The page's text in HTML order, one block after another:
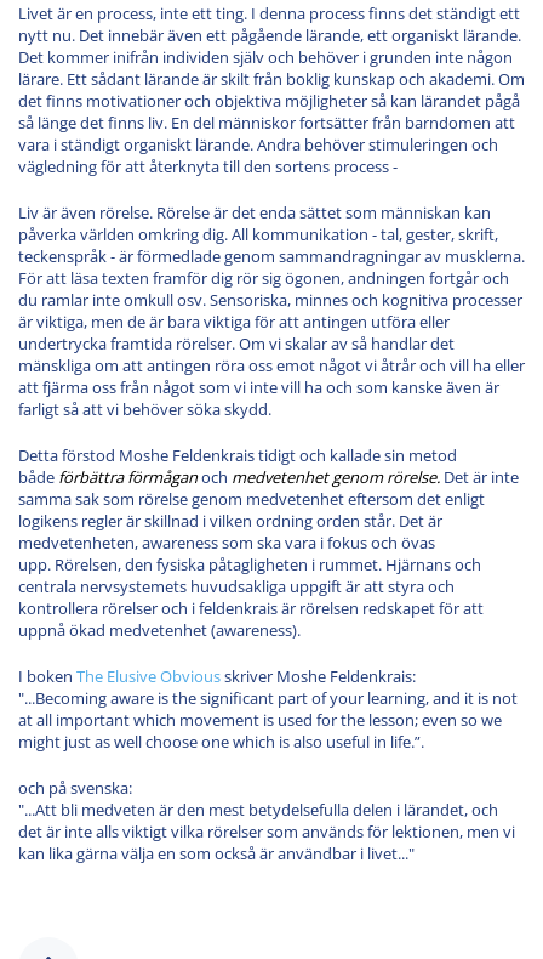
Livet är en process, inte ett ting. I denna process finns det ständigt ett
nytt nu. Det innebär även ett pågående lärande, ett organiskt lärande.
Det kommer inifrån individen själv och behöver i grunden inte någon
lärare. Ett sådant lärande är skilt från boklig kunskap och akademi. Om
det finns motivationer och objektiva möjligheter så kan lärandet pågå
så länge det finns liv. En del människor fortsätter från barndomen att
vara i ständigt organiskt lärande. Andra behöver stimuleringen och
vägledning för att återknyta till den sortens process -
Liv är även rörelse. Rörelse är det enda sättet som människan kan
påverka världen omkring dig. All kommunikation - tal, gester, skrift,
teckenspråk - är förmedlade genom sammandragningar av musklerna.
För att läsa texten framför dig rör sig ögonen, andningen fortgår och
du ramlar inte omkull osv. Sensoriska, minnes och kognitiva processer
är viktiga, men de är bara viktiga för att antingen utföra eller
undertrycka framtida rörelser. Om vi skalar av så handlar det
mänskliga om att antingen röra oss emot något vi åtrår och vill ha eller
att fjärma oss från något som vi inte vill ha och som kanske även är
farligt så att vi behöver söka skydd.
Detta förstod Moshe Feldenkrais tidigt och kallade sin metod
både förbättra förmåganoch medvetenhet genom rörelse. Det är inte
samma sak som rörelse genom medvetenhet eftersom det enligt
logikens regler är skillnad i vilken ordning orden står. Det är
medvetenheten, awareness som ska vara i fokus och övas
upp. Rörelsen, den fysiska påtagligheten i rummet. Hjärnans och
centrala nervsystemets huvudsakliga uppgift är att styra och
kontrollera rörelser och i feldenkrais är rörelsen redskapet för att
uppnå ökad medvetenhet (awareness).
I boken The Elusive Obviousskriver Moshe Feldenkrais:
"...Becoming aware is the significant part of your learning, and it is not
at all important which movement is used for the lesson; even so we
might just as well choose one which is also useful in life.”.
och på svenska:
"...Att bli medveten är den mest betydelsefulla delen i lärandet, och
det är inte alls viktigt vilka rörelser som används för lektionen, men vi
kan lika gärna välja en som också är användbar i livet..."